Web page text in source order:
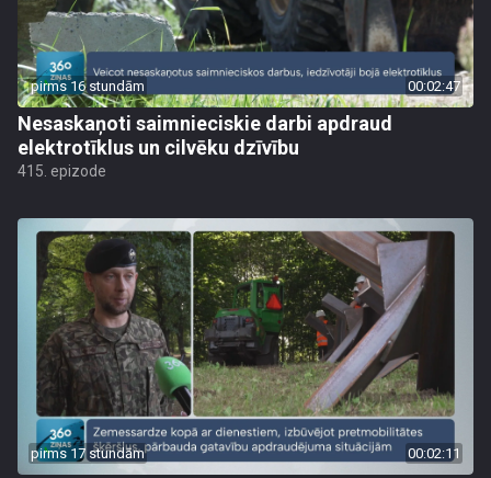
pirms 16 stundām 00:02:47
Nesaskaņoti saimnieciskie darbi apdraud
elektrotīklus un cilvēku dzīvību
415. epizode
pirms 17 stundām 00:02:11